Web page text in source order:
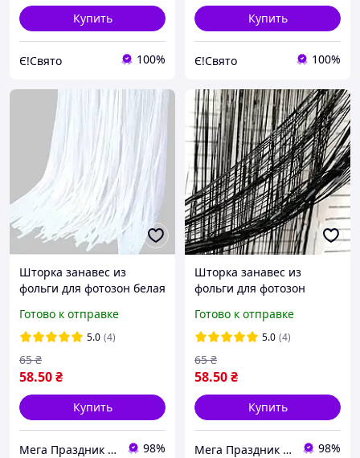
Купить
Є!Свято 100%
Купить
Є!Свято 100%
Шторка занавес из
фольги для фотозон белая
Готово к отправке
5.0 (4)
58.50₴
65 ₴
Купить
Мега Праздник – магазин аксессуаров для праздника и все для оформления воздушными шарами ОПТ. 98%
Шторка занавес из
фольги для фотозон
Готово к отправке
5.0 (4)
58.50₴
65 ₴
Купить
Мега Праздник – магазин аксессуаров для праздника и все для оформления воздушными шарами ОПТ. 98%